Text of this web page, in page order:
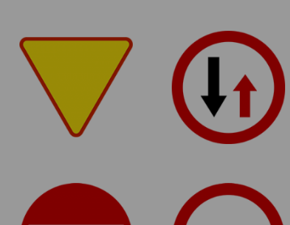
A - 7
pierwszeństwa
B-31
Pierwszeństwo dla
nadjeżdżających z
przeciwka
B-1
Zakaz ruchu w obu